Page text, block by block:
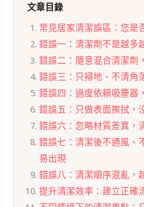
文章目錄
常見居家清潔誤區：您是
錯誤一：清潔劑不是越多
錯誤二：隨意混合清潔劑
錯誤三：只掃地、不清角
錯誤四：過度依賴吸塵器
錯誤五：只做表面擦拭，
錯誤六：忽略材質差異，
錯誤七：清潔後不通風、
易出現
錯誤八：清潔順序混亂，
提升清潔效率：建立正確